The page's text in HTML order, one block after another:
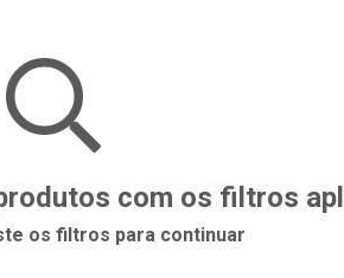
com os filtros
os filtros para continuar